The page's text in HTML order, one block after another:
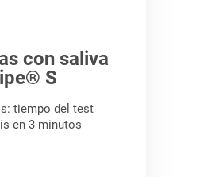
con saliva
S
tiempo del test
en 3 minutos